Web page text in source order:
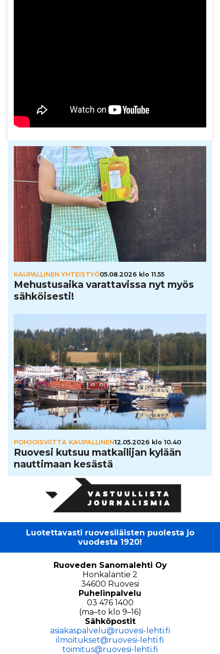
KAUPALLINEN YHTEISTYÖ05.08.2026 klo 11.55
Mehus­tu­saika varat­ta­vissa nyt myös
säh­köi­sesti!
POHJOISVIITTA KAUPALLINEN12.05.2026 klo 10.40
Ruovesi kutsuu mat­kai­li­jan kylään
naut­ti­maan kesästä
Luotettavasti ruovesiläisten puolesta jo
vuodesta 1920!
Ruoveden Sanomalehti Oy
Honkalantie 2
34600 Ruovesi
Puhelinpalvelu
03 476 1400
(ma–to klo 9–16)
Sähköpostit
asiakaspalvelu@ruovesi-lehti.fi
ilmoitukset@ruovesi-lehti.fi
toimitus@ruovesi-lehti.fi